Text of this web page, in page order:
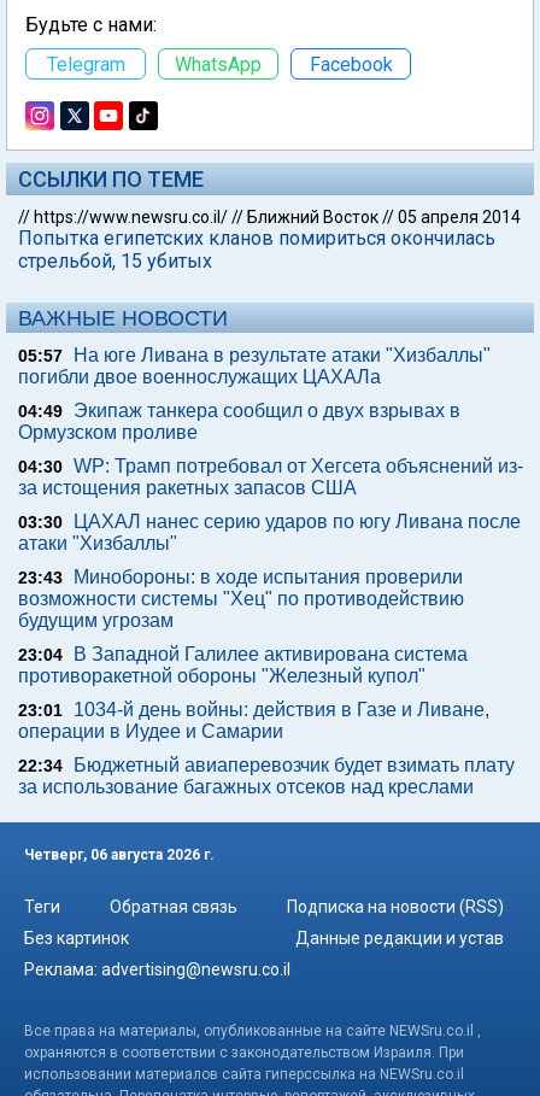
Будьте с нами:
Telegram
WhatsApp Facebook
ССЫЛКИ ПО ТЕМЕ
// https://www.newsru.co.il/// Ближний Восток//05 апреля 2014
Попытка египетских кланов помириться окончилась
стрельбой, 15 убитых
ВАЖНЫЕ НОВОСТИ
05:57
На юге Ливана в результате атаки "Хизбаллы"
погибли двое военнослужащих ЦАХАЛа
04:49
Экипаж танкера сообщил о двух взрывах в
Ормузском проливе
04:30 WP: Трамп потребовал от Хегсета объяснений из-
за истощения ракетных запасов США
03:30
ЦАХАЛ нанес серию ударов по югу Ливана после
атаки "Хизбаллы"
23:43
Минобороны: в ходе испытания проверили
возможности системы "Хец" по противодействию
будущим угрозам
23:04
В Западной Галилее активирована система
противоракетной обороны "Железный купол"
23:01
1034-й день войны: действия в Газе и Ливане,
операции в Иудее и Самарии
22:34
Бюджетный авиаперевозчик будет взимать плату
за использование багажных отсеков над креслами
Четверг, 06 августа 2026 г.
Теги Обратная связь
Подписка на новости (RSS)
Без картинок
Данные редакции и устав
Реклама: advertising@newsru.co.il
Все права на материалы, опубликованные на сайте NEWSru.co.il ,
охраняются в соответствии с законодательством Израиля. При
использовании материалов сайта гиперссылка на NEWSru.co.il